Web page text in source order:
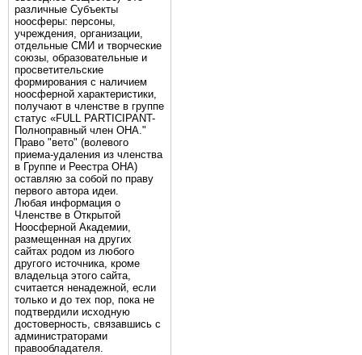
различные Субъекты
ноосферы: персоны,
учреждения, организации,
отдельные СМИ и творческие
союзы, образовательные и
просветительские
формирования с наличием
ноосферной характеристики,
получают в членстве в группе
статус «FULL PARTICIPANT-
Полноправный член ОНА."
Право "вето" (волевого
приема-удаления из членства
в Группе и Реестра ОНА)
оставляю за собой по праву
первого автора идеи.
Любая информация о
Членстве в Открытой
Ноосферной Академии,
размещенная на других
сайтах родом из любого
другого источника, кроме
владельца этого сайта,
считается ненадежной, если
только и до тех пор, пока не
подтвердили исходную
достоверность, связавшись с
администраторами
правообладателя.